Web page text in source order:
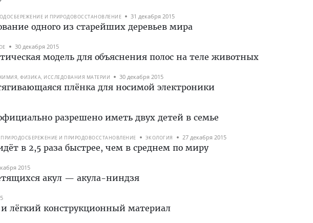
И ПРИРОДОВОССТАНОВЛЕНИЕ 31 декабря 2015
одного из старейших деревьев мира
30 декабря 2015
модель для объяснения полос на теле животных
ХИМИЯ, ФИЗИКА, ИССЛЕДОВАНИЯ МАТЕРИИ 30 декабря 2015
плёнка для носимой электроники
разрешено иметь двух детей в семье
ПРИРОДОСБЕРЕЖЕНИЕ И ПРИРОДОВОССТАНОВЛЕНИЕ ЭКОЛОГИЯ 27 декабря 2015
в 2,5 раза быстрее, чем в среднем по миру
2015
акул — акула-ниндзя
лёгкий конструкционный материал